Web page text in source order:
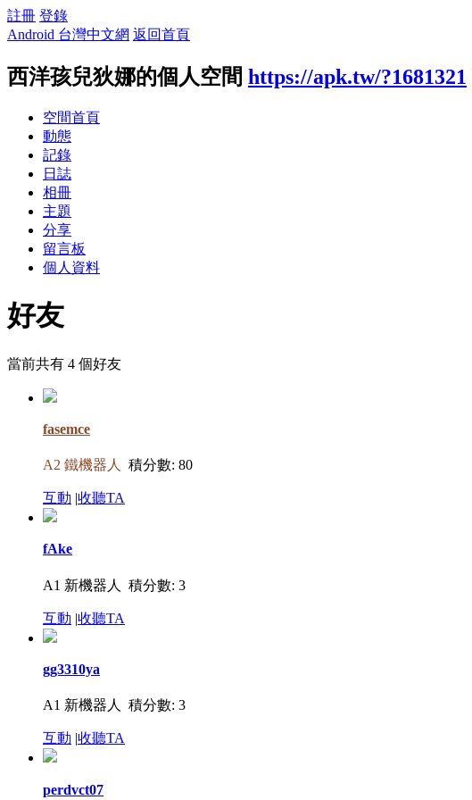
註冊 登錄
Android 台灣中文網 返回首頁
西洋孩兒狄娜的個人空間 https://apk.tw/?1681321
空間首頁
動態
記錄
日誌
相冊
主題
分享
留言板
個人資料
好友
當前共有 4 個好友
fasemce
A2 鐵機器人 積分數: 80
互動 |收聽TA
fAke
A1 新機器人 積分數: 3
互動 |收聽TA
gg3310ya
A1 新機器人 積分數: 3
互動 |收聽TA
perdvct07